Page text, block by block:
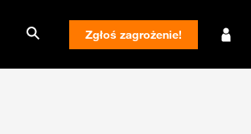
Zgłoś zagrożenie!